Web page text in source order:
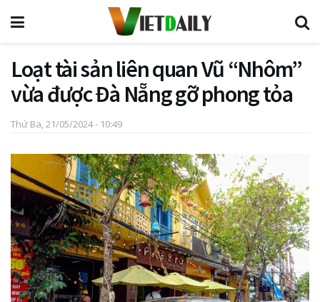
Loạt tài sản liên quan Vũ “Nhôm”
vừa được Đà Nẵng gỡ phong tỏa
Thứ Ba, 21/05/2024 - 10:49